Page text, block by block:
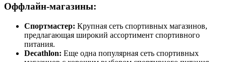
Оффлайн-магазины:
Спортмастер: Крупная сеть спортивных магазинов,
предлагающая широкий ассортимент спортивного
питания.
Decathlon: Еще одна популярная сеть спортивных